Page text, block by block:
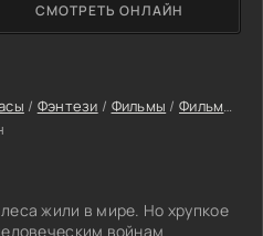
/ Фэнтези / Фильмы /Фильмы онлайн
жили в мире. Но хрупкое
войнам
СМОТРЕТЬ ОНЛАЙН